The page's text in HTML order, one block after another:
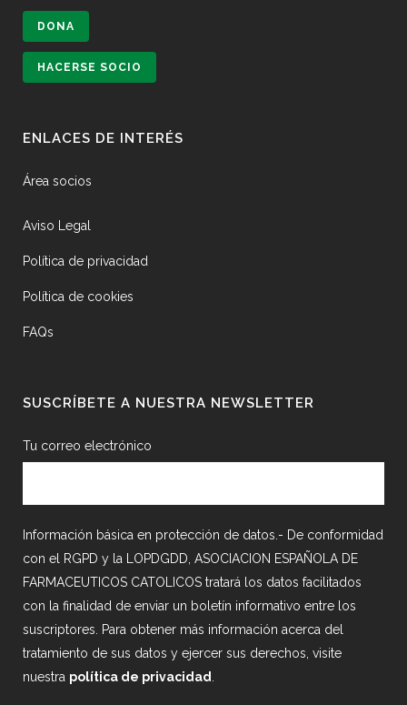
DONA
HACERSE SOCIO
ENLACES DE INTERÉS
Área socios
Aviso Legal
Política de privacidad
Política de cookies
FAQs
SUSCRÍBETE A NUESTRA NEWSLETTER
Tu correo electrónico
Información básica en protección de datos.- De conformidad
con el RGPD y la LOPDGDD, ASOCIACION ESPAÑOLA DE
FARMACEUTICOS CATOLICOS tratará los datos facilitados
con la finalidad de enviar un boletín informativo entre los
suscriptores. Para obtener más información acerca del
tratamiento de sus datos y ejercer sus derechos, visite
nuestra política de privacidad